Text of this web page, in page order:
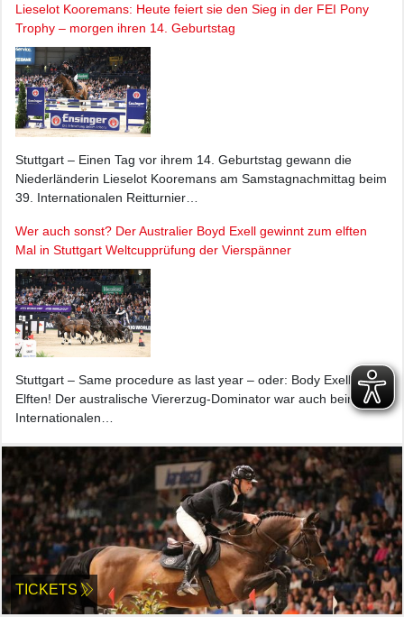
Lieselot Kooremans: Heute feiert sie den Sieg in der FEI Pony
Trophy – morgen ihren 14. Geburtstag
Stuttgart – Einen Tag vor ihrem 14. Geburtstag gewann die
Niederländerin Lieselot Kooremans am Samstagnachmittag beim
39. Internationalen Reitturnier…
Wer auch sonst? Der Australier Boyd Exell gewinnt zum elften
Mal in Stuttgart Weltcupprüfung der Vierspänner
Stuttgart – Same procedure as last year – oder: Body Exell zum
Elften! Der australische Viererzug-Dominator war auch beim 39.
Internationalen…
TICKETS